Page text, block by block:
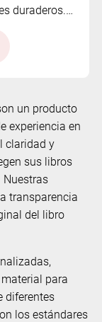
duraderos.
al
un producto
experiencia en
claridad y
sus libros
Nuestras
transparencia
del libro
para
diferentes
los estándares